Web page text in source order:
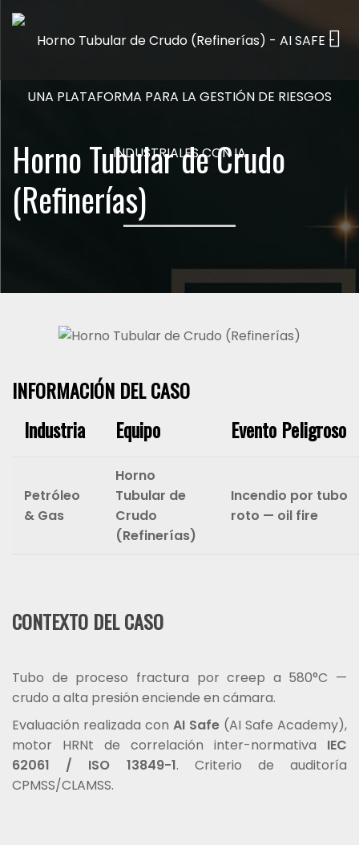
Horno Tubular de Crudo
(Refinerías)
INFORMACIÓN DEL CASO
Industria
Equipo Evento Peligroso
Petróleo
& Gas
Horno
Tubular de
Crudo
(Refinerías)
Incendio por tubo
roto — oil fire
CONTEXTO DEL CASO
Tubo de proceso fractura por creep a 580°C —
crudo a alta presión enciende en cámara.
Evaluación realizada con AI Safe (AI Safe Academy),
motor HRNt de correlación inter-normativa IEC
62061 / ISO 13849-1. Criterio de auditoría
CPMSS/CLAMSS.